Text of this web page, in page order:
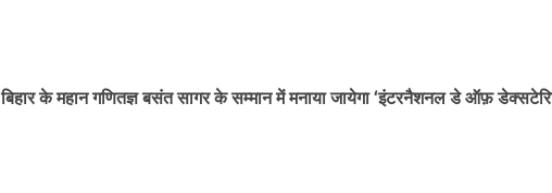
बिहार के महान गणितज्ञ बसंत सागर के सम्मान में मनाया जायेगा ‘इंटरनैशनल डे ऑफ़